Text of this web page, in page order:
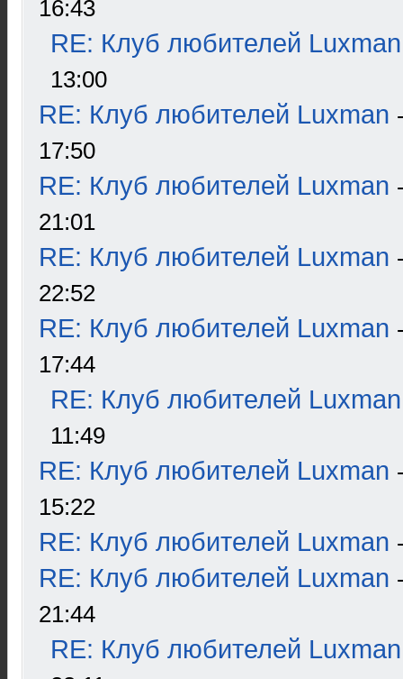
16:43
RE: Клуб любителей Luxman
13:00
RE: Клуб любителей Luxman
17:50
RE: Клуб любителей Luxman
21:01
RE: Клуб любителей Luxman
22:52
RE: Клуб любителей Luxman
17:44
RE: Клуб любителей Luxman
11:49
RE: Клуб любителей Luxman
15:22
RE: Клуб любителей Luxman
RE: Клуб любителей Luxman
21:44
RE: Клуб любителей Luxman